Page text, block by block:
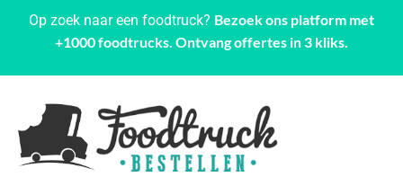
Op zoek naar een foodtruck? Bezoek ons platform met
+1000 foodtrucks. Ontvang offertes in 3 kliks.